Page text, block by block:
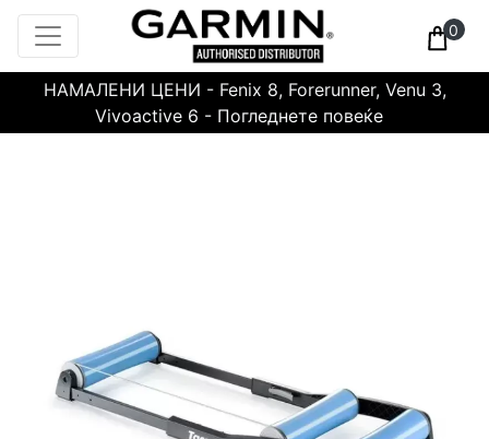
0
НАМАЛЕНИ ЦЕНИ - Fenix 8, Forerunner, Venu 3,
Vivoactive 6 - Погледнете повеќе